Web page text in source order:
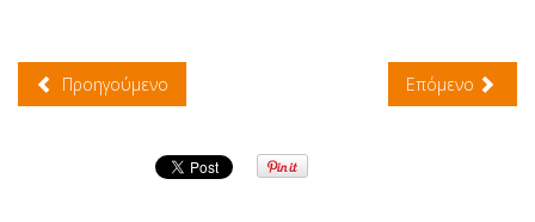
Προηγούμενο Επόμενο